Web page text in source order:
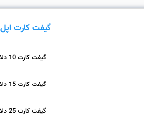
گیفت کارت اپل
گیفت کارت 10 دلاری
گیفت کارت 15 دلاری
گیفت کارت 25 دلاری